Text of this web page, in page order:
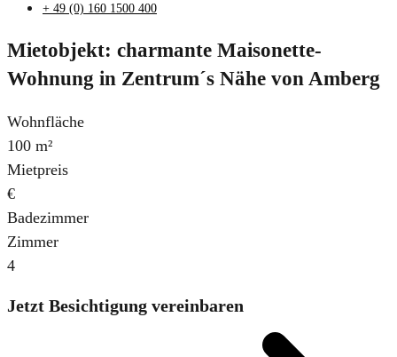
+ 49 (0) 160 1500 400
Mietobjekt: charmante Maisonette-
Wohnung in Zentrum´s Nähe von Amberg
Wohnfläche
100 m²
Mietpreis
€
Badezimmer
Zimmer
4
Jetzt Besichtigung vereinbaren